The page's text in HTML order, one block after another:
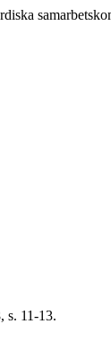
s. 11-13.